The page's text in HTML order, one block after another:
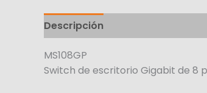
Descripción
MS108GP
Switch de escritorio Gigabit de 8